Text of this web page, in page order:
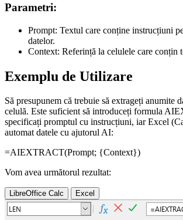
Parametri:
Prompt: Textul care conține instrucțiuni
datelor.
Context: Referință la celulele care conțin
Exemplu de Utilizare
Să presupunem că trebuie să extrageți anumite
celulă. Este suficient să introduceți formula
specificați promptul cu instrucțiuni, iar Excel
automat datele cu ajutorul AI:
=AIEXTRACT(Prompt; {Context})
Vom avea următorul rezultat:
LibreOffice Calc Excel